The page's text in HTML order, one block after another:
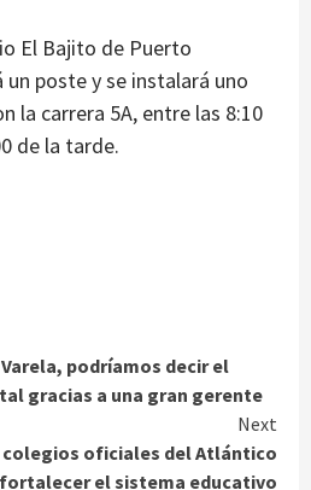
El Bajito de Puerto
un poste y se instalará uno
la carrera 5A, entre las 8:10
de la tarde.
podríamos decir el
gracias a una gran gerente
Next
colegios oficiales del Atlántico
fortalecer el sistema educativo